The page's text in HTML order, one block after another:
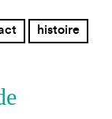
histoire